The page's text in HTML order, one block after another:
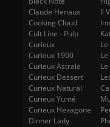
Claude Henaux
Cooking Cloud
Cult Line - Pulp
Curieux
Curieux 1900
Curieux Astrale
Curieux Dessert
Curieux Natural
Curieux Yumé
Curieux Hexagone
Dinner Lady
Il